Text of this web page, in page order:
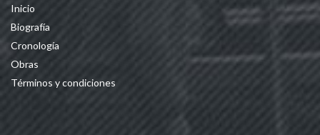
Inicio
Biografía
Cronología
Obras
Términos y condiciones